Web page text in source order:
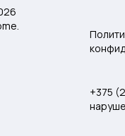
+375